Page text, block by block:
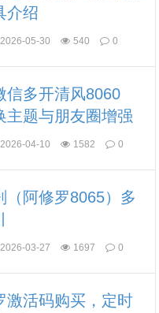
介绍
2026-05-30 540 0
信多开清风8060
主题与朋友圈增强
2026-04-10 1582 0
（阿修罗8065）多
2026-03-27 1697 0
激活码购买，定时